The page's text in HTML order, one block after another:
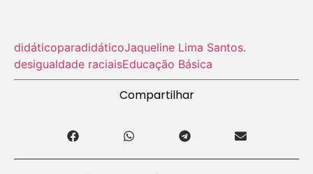
didáticoparadidáticoJaqueline Lima Santos.
desigualdade raciaisEducação Básica
Compartilhar